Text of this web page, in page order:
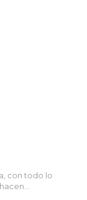
con todo lo